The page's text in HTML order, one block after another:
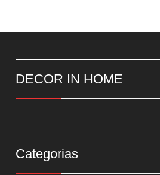
DECOR IN HOME
Categorias